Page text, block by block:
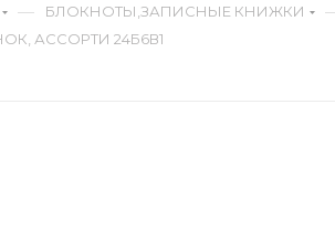
— БЛОКНОТЫ,ЗАПИСНЫЕ КНИЖКИ
АССОРТИ 24Б6В1